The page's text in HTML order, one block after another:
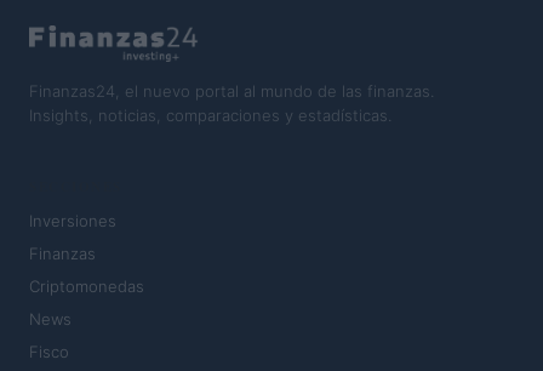
Finanzas24, el nuevo portal al mundo de las finanzas.
Insights, noticias, comparaciones y estadísticas.
Inversiones
Finanzas
Criptomonedas
News
Fisco